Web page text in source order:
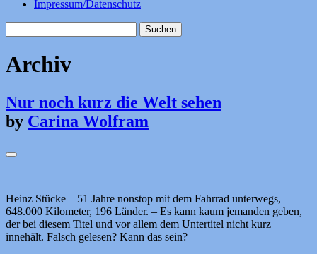
Impressum/Datenschutz
nach:
Archiv
Nur noch kurz die Welt sehen
by Carina Wolfram
Heinz Stücke – 51 Jahre nonstop mit dem Fahrrad unterwegs,
648.000 Kilometer, 196 Länder. – Es kann kaum jemanden geben,
der bei diesem Titel und vor allem dem Untertitel nicht kurz
innehält. Falsch gelesen? Kann das sein?